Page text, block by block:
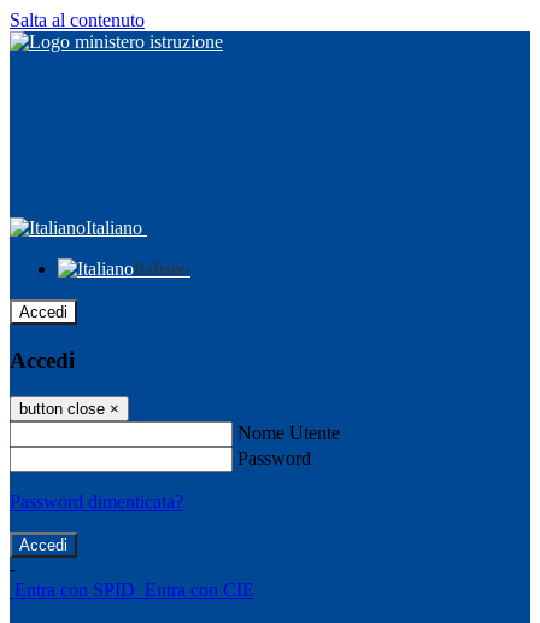
Salta al contenuto
Italiano
Italiano
Accedi
Accedi
button close ×
Nome Utente
Password
Password dimenticata?
-
Entra con SPID Entra con CIE